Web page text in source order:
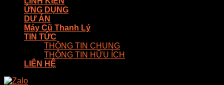
ỨNG DỤNG
DỰ ÁN
Máy Cũ Thanh Lý
TIN TỨC
THÔNG TIN CHUNG
THÔNG TIN HỮU ÍCH
LIÊN HỆ